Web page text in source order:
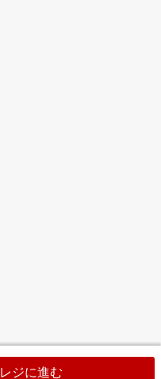
レジに進む